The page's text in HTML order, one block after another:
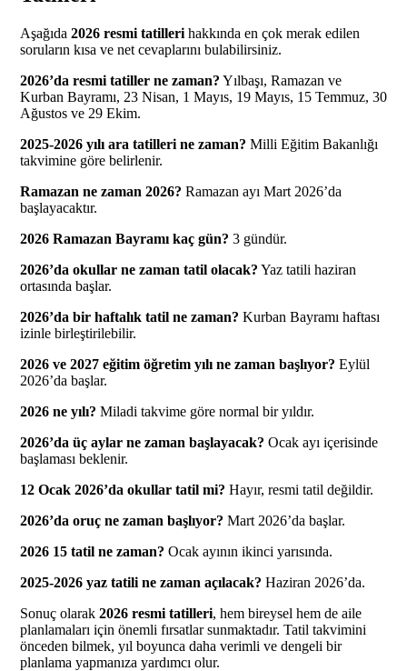
Aşağıda 2026 resmi tatilleri hakkında en çok merak edilen
soruların kısa ve net cevaplarını bulabilirsiniz.
2026’da resmi tatiller ne zaman? Yılbaşı, Ramazan ve
Kurban Bayramı, 23 Nisan, 1 Mayıs, 19 Mayıs, 15 Temmuz, 30
Ağustos ve 29 Ekim.
2025-2026 yılı ara tatilleri ne zaman? Milli Eğitim Bakanlığı
takvimine göre belirlenir.
Ramazan ne zaman 2026? Ramazan ayı Mart 2026’da
başlayacaktır.
2026 Ramazan Bayramı kaç gün? 3 gündür.
2026’da okullar ne zaman tatil olacak? Yaz tatili haziran
ortasında başlar.
2026’da bir haftalık tatil ne zaman? Kurban Bayramı haftası
izinle birleştirilebilir.
2026 ve 2027 eğitim öğretim yılı ne zaman başlıyor? Eylül
2026’da başlar.
2026 ne yılı? Miladi takvime göre normal bir yıldır.
2026’da üç aylar ne zaman başlayacak? Ocak ayı içerisinde
başlaması beklenir.
12 Ocak 2026’da okullar tatil mi? Hayır, resmi tatil değildir.
2026’da oruç ne zaman başlıyor? Mart 2026’da başlar.
2026 15 tatil ne zaman? Ocak ayının ikinci yarısında.
2025-2026 yaz tatili ne zaman açılacak? Haziran 2026’da.
Sonuç olarak 2026 resmi tatilleri, hem bireysel hem de aile
planlamaları için önemli fırsatlar sunmaktadır. Tatil takvimini
önceden bilmek, yıl boyunca daha verimli ve dengeli bir
planlama yapmanıza yardımcı olur.